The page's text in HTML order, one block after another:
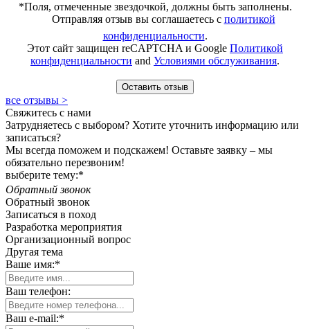
*Поля, отмеченные звездочкой, должны быть заполнены.
Отправляя отзыв вы соглашаетесь с политикой
конфиденциальности.
Этот сайт защищен reCAPTCHA и Google Политикой
конфиденциальности and Условиями обслуживания.
Оставить отзыв
все отзывы >
Свяжитесь с нами
Затрудняетесь с выбором? Хотите уточнить информацию или
записаться?
Мы всегда поможем и подскажем! Оставьте заявку – мы
обязательно перезвоним!
выберите тему:*
Обратный звонок
Обратный звонок
Записаться в поход
Разработка мероприятия
Организационный вопрос
Другая тема
Ваше имя:*
Ваш телефон:
Ваш e-mail:*